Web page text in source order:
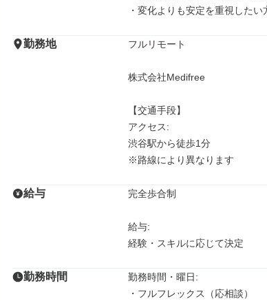
・変化よりも安定を重視したい
勤務地 フルリモート
株式会社Medifree
【交通手段】
アクセス:
渋谷駅から徒歩1分
※路線により異なります
給与 完全歩合制
給与:
経験・スキルに応じて決定
勤務時間
勤務時間・曜日:
・フルフレックス（応相談）